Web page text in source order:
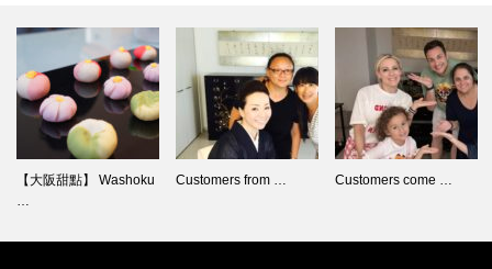
【大阪甜點】 Washoku
…
Customers from … Customers come …